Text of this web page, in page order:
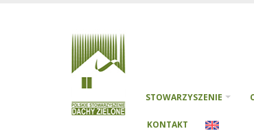
STOWARZYSZENIE
KONTAKT